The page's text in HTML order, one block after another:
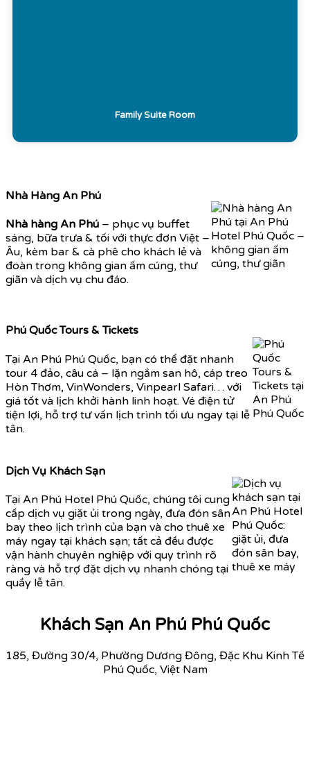
Family Suite Room
Nhà Hàng An Phú
Nhà hàng An Phú – phục vụ buffet
sáng, bữa trưa & tối với thực đơn Việt –
Âu, kèm bar & cà phê cho khách lẻ và
đoàn trong không gian ấm cúng, thư
giãn và dịch vụ chu đáo.
Phú Quốc Tours & Tickets
Tại An Phú Phú Quốc, bạn có thể đặt nhanh
tour 4 đảo, câu cá – lặn ngắm san hô, cáp treo
Hòn Thơm, VinWonders, Vinpearl Safari… với
giá tốt và lịch khởi hành linh hoạt. Vé điện tử
tiện lợi, hỗ trợ tư vấn lịch trình tối ưu ngay tại lễ
tân.
Dịch Vụ Khách Sạn
Tại An Phú Hotel Phú Quốc, chúng tôi cung
cấp dịch vụ giặt ủi trong ngày, đưa đón sân
bay theo lịch trình của bạn và cho thuê xe
máy ngay tại khách sạn; tất cả đều được
vận hành chuyên nghiệp với quy trình rõ
ràng và hỗ trợ đặt dịch vụ nhanh chóng tại
quầy lễ tân.
Khách Sạn An Phú Phú Quốc
185, Đường 30/4, Phường Dương Đông, Đặc Khu Kinh Tế
Phú Quốc, Việt Nam